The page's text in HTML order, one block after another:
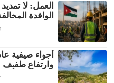
العمل: لا
الوافدة المخالفة.. و58
أجواء صيفية
وارتفاع طفيف